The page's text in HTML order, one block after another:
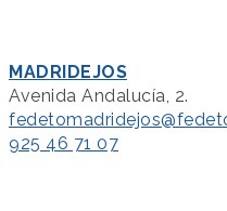
MADRIDEJOS
Avenida Andalucía, 2.
925 46 71 07